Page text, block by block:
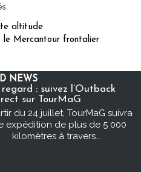
altitude
le Mercantour frontalier
NEWS
: suivez l’Outback
sur TourMaG
du 24 juillet, TourMaG suivra
expédition de plus de 5 000
kilomètres à travers...